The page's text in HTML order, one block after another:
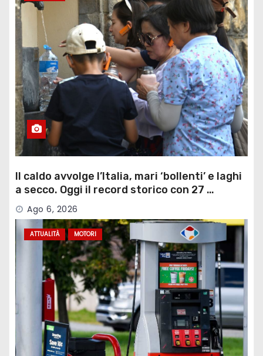
Il caldo avvolge l’Italia, mari ‘bollenti’ e laghi
a secco. Oggi il record storico con 27 …
Ago 6, 2026
ATTUALITÀ MOTORI